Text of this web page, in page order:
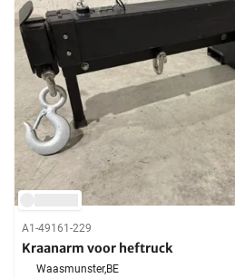
A1-49161-229
Kraanarm voor heftruck
Waasmunster,BE